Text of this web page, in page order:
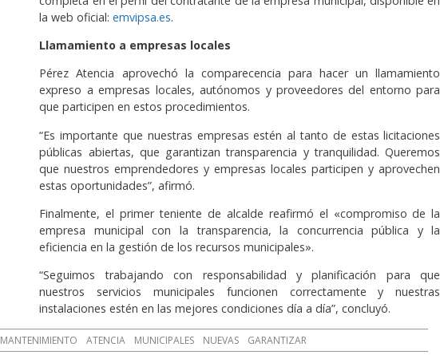
la web oficial:emvipsa.es.
Llamamiento a empresas locales
Pérez Atencia aprovechó la comparecencia para hacer un llamamiento
expreso a empresas locales, autónomos y proveedores del entorno para
que participen en estos procedimientos.
“Es importante que nuestras empresas estén al tanto de estas licitaciones
públicas abiertas, que garantizan transparencia y tranquilidad. Queremos
que nuestros emprendedores y empresas locales participen y aprovechen
estas oportunidades”, afirmó.
Finalmente, el primer teniente de alcalde reafirmó el «compromiso de la
empresa municipal con la transparencia, la concurrencia pública y la
eficiencia en la gestión de los recursos municipales».
“Seguimos trabajando con responsabilidad y planificación para que
nuestros servicios municipales funcionen correctamente y nuestras
instalaciones estén en las mejores condiciones día a día”, concluyó.
MANTENIMIENTO ATENCIA MUNICIPALES NUEVAS GARANTIZAR